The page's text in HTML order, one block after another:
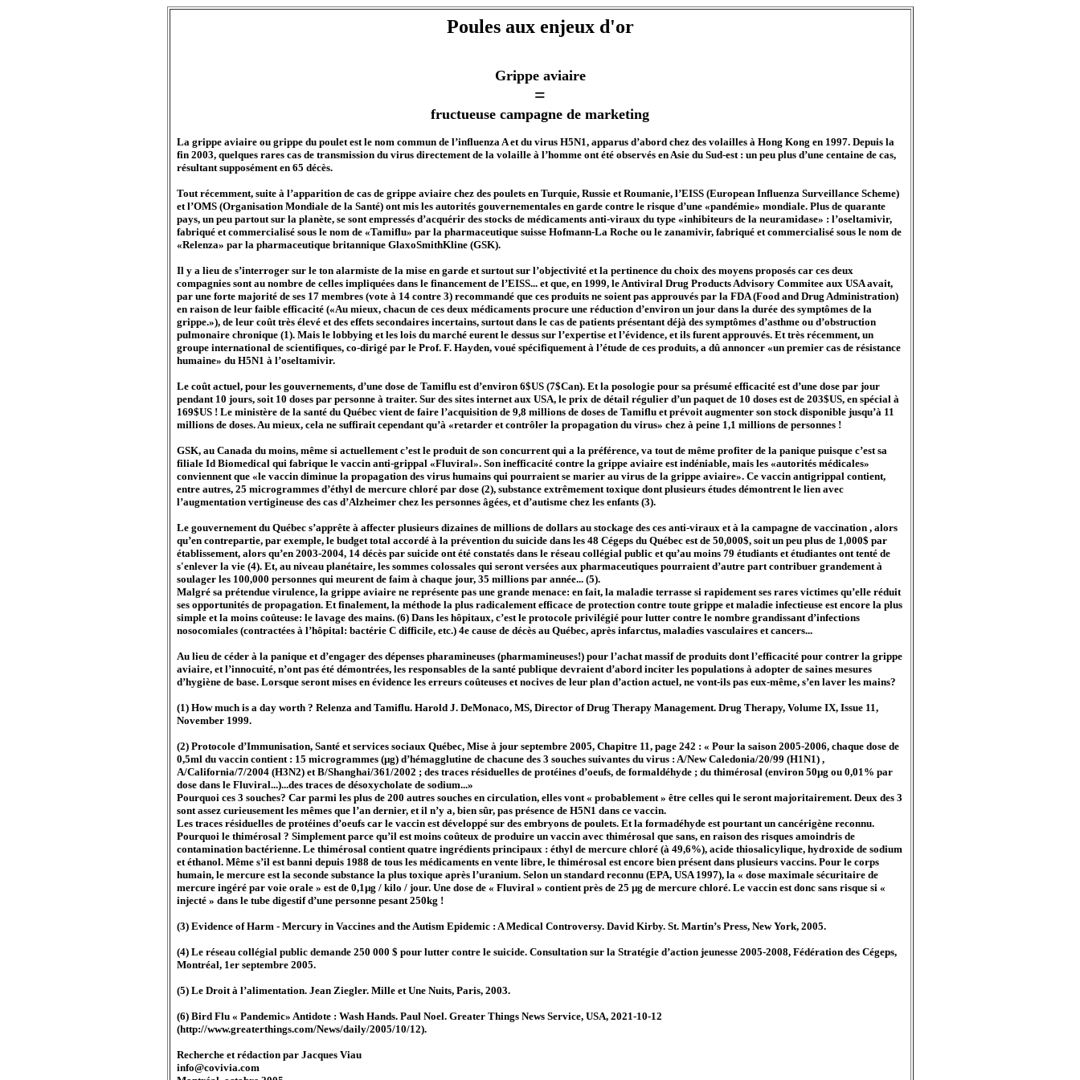
Poules aux enjeux d'or
Grippe aviaire
=
fructueuse campagne de marketing
La grippe aviaire ou grippe du poulet est le nom commun de l’influenza A et du virus H5N1, apparus d’abord chez des volailles à Hong Kong en 1997. Depuis la
fin 2003, quelques rares cas de transmission du virus directement de la volaille à l’homme ont été observés en Asie du Sud-est : un peu plus d’une centaine de cas,
résultant supposément en 65 décès.
Tout récemment, suite à l’apparition de cas de grippe aviaire chez des poulets en Turquie, Russie et Roumanie, l’EISS (European Influenza Surveillance Scheme)
et l’OMS (Organisation Mondiale de la Santé) ont mis les autorités gouvernementales en garde contre le risque d’une «pandémie» mondiale. Plus de quarante
pays, un peu partout sur la planète, se sont empressés d’acquérir des stocks de médicaments anti-viraux du type «inhibiteurs de la neuramidase» : l’oseltamivir,
fabriqué et commercialisé sous le nom de «Tamiflu» par la pharmaceutique suisse Hofmann-La Roche ou le zanamivir, fabriqué et commercialisé sous le nom de
«Relenza» par la pharmaceutique britannique GlaxoSmithKline (GSK).
Il y a lieu de s’interroger sur le ton alarmiste de la mise en garde et surtout sur l’objectivité et la pertinence du choix des moyens proposés car ces deux
compagnies sont au nombre de celles impliquées dans le financement de l’EISS... et que, en 1999, le Antiviral Drug Products Advisory Commitee aux USA avait,
par une forte majorité de ses 17 membres (vote à 14 contre 3) recommandé que ces produits ne soient pas approuvés par la FDA (Food and Drug Administration)
en raison de leur faible efficacité («Au mieux, chacun de ces deux médicaments procure une réduction d’environ un jour dans la durée des symptômes de la
grippe.»), de leur coût très élevé et des effets secondaires incertains, surtout dans le cas de patients présentant déjà des symptômes d’asthme ou d’obstruction
pulmonaire chronique (1). Mais le lobbying et les lois du marché eurent le dessus sur l’expertise et l’évidence, et ils furent approuvés. Et très récemment, un
groupe international de scientifiques, co-dirigé par le Prof. F. Hayden, voué spécifiquement à l’étude de ces produits, a dû annoncer «un premier cas de résistance
humaine» du H5N1 à l’oseltamivir.
Le coût actuel, pour les gouvernements, d’une dose de Tamiflu est d’environ 6$US (7$Can). Et la posologie pour sa présumé efficacité est d’une dose par jour
pendant 10 jours, soit 10 doses par personne à traiter. Sur des sites internet aux USA, le prix de détail régulier d’un paquet de 10 doses est de 203$US, en spécial à
169$US ! Le ministère de la santé du Québec vient de faire l’acquisition de 9,8 millions de doses de Tamiflu et prévoit augmenter son stock disponible jusqu’à 11
millions de doses. Au mieux, cela ne suffirait cependant qu’à «retarder et contrôler la propagation du virus» chez à peine 1,1 millions de personnes !
GSK, au Canada du moins, même si actuellement c’est le produit de son concurrent qui a la préférence, va tout de même profiter de la panique puisque c’est sa
filiale Id Biomedical qui fabrique le vaccin anti-grippal «Fluviral». Son inefficacité contre la grippe aviaire est indéniable, mais les «autorités médicales»
conviennent que «le vaccin diminue la propagation des virus humains qui pourraient se marier au virus de la grippe aviaire». Ce vaccin antigrippal contient,
entre autres, 25 microgrammes d’éthyl de mercure chloré par dose (2), substance extrêmement toxique dont plusieurs études démontrent le lien avec
l’augmentation vertigineuse des cas d’Alzheimer chez les personnes âgées, et d’autisme chez les enfants (3).
Le gouvernement du Québec s’apprête à affecter plusieurs dizaines de millions de dollars au stockage des ces anti-viraux et à la campagne de vaccination , alors
qu’en contrepartie, par exemple, le budget total accordé à la prévention du suicide dans les 48 Cégeps du Québec est de 50,000$, soit un peu plus de 1,000$ par
établissement, alors qu’en 2003-2004, 14 décès par suicide ont été constatés dans le réseau collégial public et qu’au moins 79 étudiants et étudiantes ont tenté de
s'enlever la vie (4). Et, au niveau planétaire, les sommes colossales qui seront versées aux pharmaceutiques pourraient d’autre part contribuer grandement à
soulager les 100,000 personnes qui meurent de faim à chaque jour, 35 millions par année... (5).
Malgré sa prétendue virulence, la grippe aviaire ne représente pas une grande menace: en fait, la maladie terrasse si rapidement ses rares victimes qu’elle réduit
ses opportunités de propagation. Et finalement, la méthode la plus radicalement efficace de protection contre toute grippe et maladie infectieuse est encore la plus
simple et la moins coûteuse: le lavage des mains. (6) Dans les hôpitaux, c’est le protocole privilégié pour lutter contre le nombre grandissant d’infections
nosocomiales (contractées à l’hôpital: bactérie C difficile, etc.) 4e cause de décès au Québec, après infarctus, maladies vasculaires et cancers...
Au lieu de céder à la panique et d’engager des dépenses pharamineuses (pharmamineuses!) pour l’achat massif de produits dont l’efficacité pour contrer la grippe
aviaire, et l’innocuité, n’ont pas été démontrées, les responsables de la santé publique devraient d’abord inciter les populations à adopter de saines mesures
d’hygiène de base. Lorsque seront mises en évidence les erreurs coûteuses et nocives de leur plan d’action actuel, ne vont-ils pas eux-même, s’en laver les mains?
(1) How much is a day worth ? Relenza and Tamiflu. Harold J. DeMonaco, MS, Director of Drug Therapy Management. Drug Therapy, Volume IX, Issue 11,
November 1999.
(2) Protocole d’Immunisation, Santé et services sociaux Québec, Mise à jour septembre 2005, Chapitre 11, page 242 : « Pour la saison 2005-2006, chaque dose de
0,5ml du vaccin contient : 15 microgrammes (µg) d’hémagglutine de chacune des 3 souches suivantes du virus : A/New Caledonia/20/99 (H1N1) ,
A/California/7/2004 (H3N2) et B/Shanghai/361/2002 ; des traces résiduelles de protéines d’oeufs, de formaldéhyde ; du thimérosal (environ 50µg ou 0,01% par
dose dans le Fluviral...)...des traces de désoxycholate de sodium...»
Pourquoi ces 3 souches? Car parmi les plus de 200 autres souches en circulation, elles vont « probablement » être celles qui le seront majoritairement. Deux des 3
sont assez curieusement les mêmes que l’an dernier, et il n’y a, bien sûr, pas présence de H5N1 dans ce vaccin.
Les traces résiduelles de protéines d’oeufs car le vaccin est développé sur des embryons de poulets. Et la formadéhyde est pourtant un cancérigène reconnu.
Pourquoi le thimérosal ? Simplement parce qu’il est moins coûteux de produire un vaccin avec thimérosal que sans, en raison des risques amoindris de
contamination bactérienne. Le thimérosal contient quatre ingrédients principaux : éthyl de mercure chloré (à 49,6%), acide thiosalicylique, hydroxide de sodium
et éthanol. Même s’il est banni depuis 1988 de tous les médicaments en vente libre, le thimérosal est encore bien présent dans plusieurs vaccins. Pour le corps
humain, le mercure est la seconde substance la plus toxique après l’uranium. Selon un standard reconnu (EPA, USA 1997), la « dose maximale sécuritaire de
mercure ingéré par voie orale » est de 0,1µg / kilo / jour. Une dose de « Fluviral » contient près de 25 µg de mercure chloré. Le vaccin est donc sans risque si «
injecté » dans le tube digestif d’une personne pesant 250kg !
(3) Evidence of Harm - Mercury in Vaccines and the Autism Epidemic : A Medical Controversy. David Kirby. St. Martin’s Press, New York, 2005.
(4) Le réseau collégial public demande 250 000 $ pour lutter contre le suicide. Consultation sur la Stratégie d’action jeunesse 2005-2008, Fédération des Cégeps,
Montréal, 1er septembre 2005.
(5) Le Droit à l’alimentation. Jean Ziegler. Mille et Une Nuits, Paris, 2003.
(6) Bird Flu « Pandemic» Antidote : Wash Hands. Paul Noel. Greater Things News Service, USA, 2021-10-12
(http://www.greaterthings.com/News/daily/2005/10/12).
Recherche et rédaction par Jacques Viau
info@covivia.com